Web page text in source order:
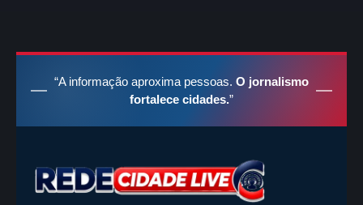
“A informação aproxima pessoas. O jornalismo
fortalece cidades.”